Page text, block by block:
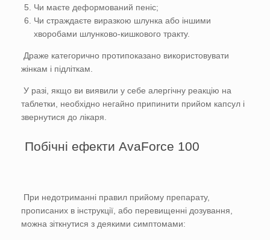
Чи маєте деформований пеніс;
Чи страждаєте виразкою шлунка або іншими
хворобами шлунково-кишкового тракту.
Драже категорично протипоказано використовувати
жінкам і підліткам.
У разі, якщо ви виявили у себе алергічну реакцію на
таблетки, необхідно негайно припинити прийом капсул і
звернутися до лікаря.
Побічні ефекти AvaForce 100
При недотриманні правил прийому препарату,
прописаних в інструкції, або перевищенні дозування,
можна зіткнутися з деякими симптомами: